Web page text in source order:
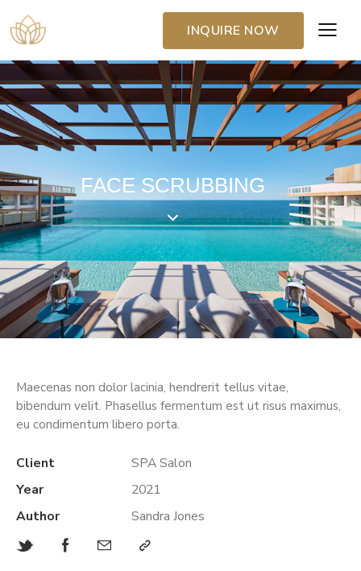
INQUIRE NOW
FACE SCRUBBING
Maecenas non dolor lacinia, hendrerit tellus vitae,
bibendum velit. Phasellus fermentum est ut risus maximus,
eu condimentum libero porta.
Client
SPA Salon
Year
2021
Author
Sandra Jones